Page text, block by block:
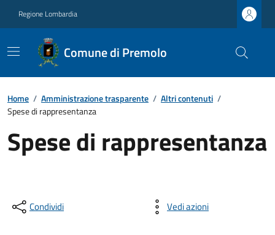
Regione Lombardia
Comune di Premolo
Home / Amministrazione trasparente / Altri contenuti /
Spese di rappresentanza
Spese di rappresentanza
Condividi Vedi azioni